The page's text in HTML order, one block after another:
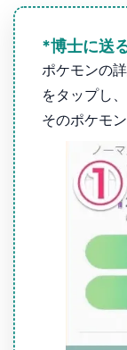
*博士に送
ポケモンの
をタップし
そのポケモ